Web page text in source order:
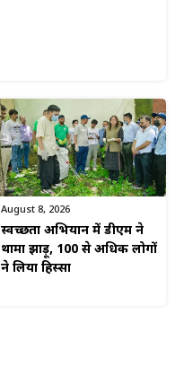
August 8, 2026
स्वच्छता अभियान में डीएम ने
थामा झाड़ू, 100 से अधिक लोगों
ने लिया हिस्सा